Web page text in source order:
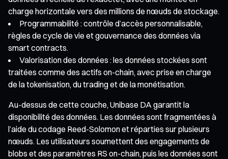
charge horizontale vers des millions de nœuds de stockage.
Programmabilité : contrôle d’accès personnalisable,
règles de cycle de vie et gouvernance des données via
smart contracts.
Valorisation des données : les données stockées sont
traitées comme des actifs on-chain, avec prise en charge
de la tokenisation, du trading et de la monétisation.
Au-dessus de cette couche, Unibase DA garantit la
disponibilité des données. Les données sont fragmentées à
l’aide du codage Reed-Solomon et réparties sur plusieurs
nœuds. Les utilisateurs soumettent des engagements de
blobs et des paramètres RS on-chain, puis les données sont